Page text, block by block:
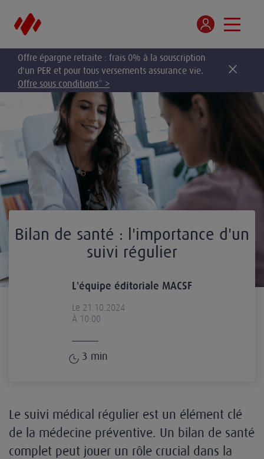
Offre épargne retraite : frais 0% à la souscription
d'un PER et pour tous versements assurance vie.
Offre sous conditions* >
Bilan de santé : l'importance d'un
suivi régulier
L'équipe éditoriale MACSF
Le 21.10.2024
À 10:00
3 min
Le suivi médical régulier est un élément clé
de la médecine préventive. Un bilan de santé
complet peut jouer un rôle crucial dans la